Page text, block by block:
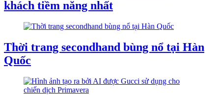
khách tiềm năng nhất
Thời trang secondhand bùng nổ tại Hàn
Quốc